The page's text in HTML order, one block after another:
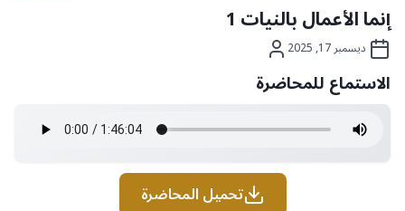
إنما الأعمال بالنيات 1
ديسمبر 17, 2025
الاستماع للمحاضرة
تحميل المحاضرة